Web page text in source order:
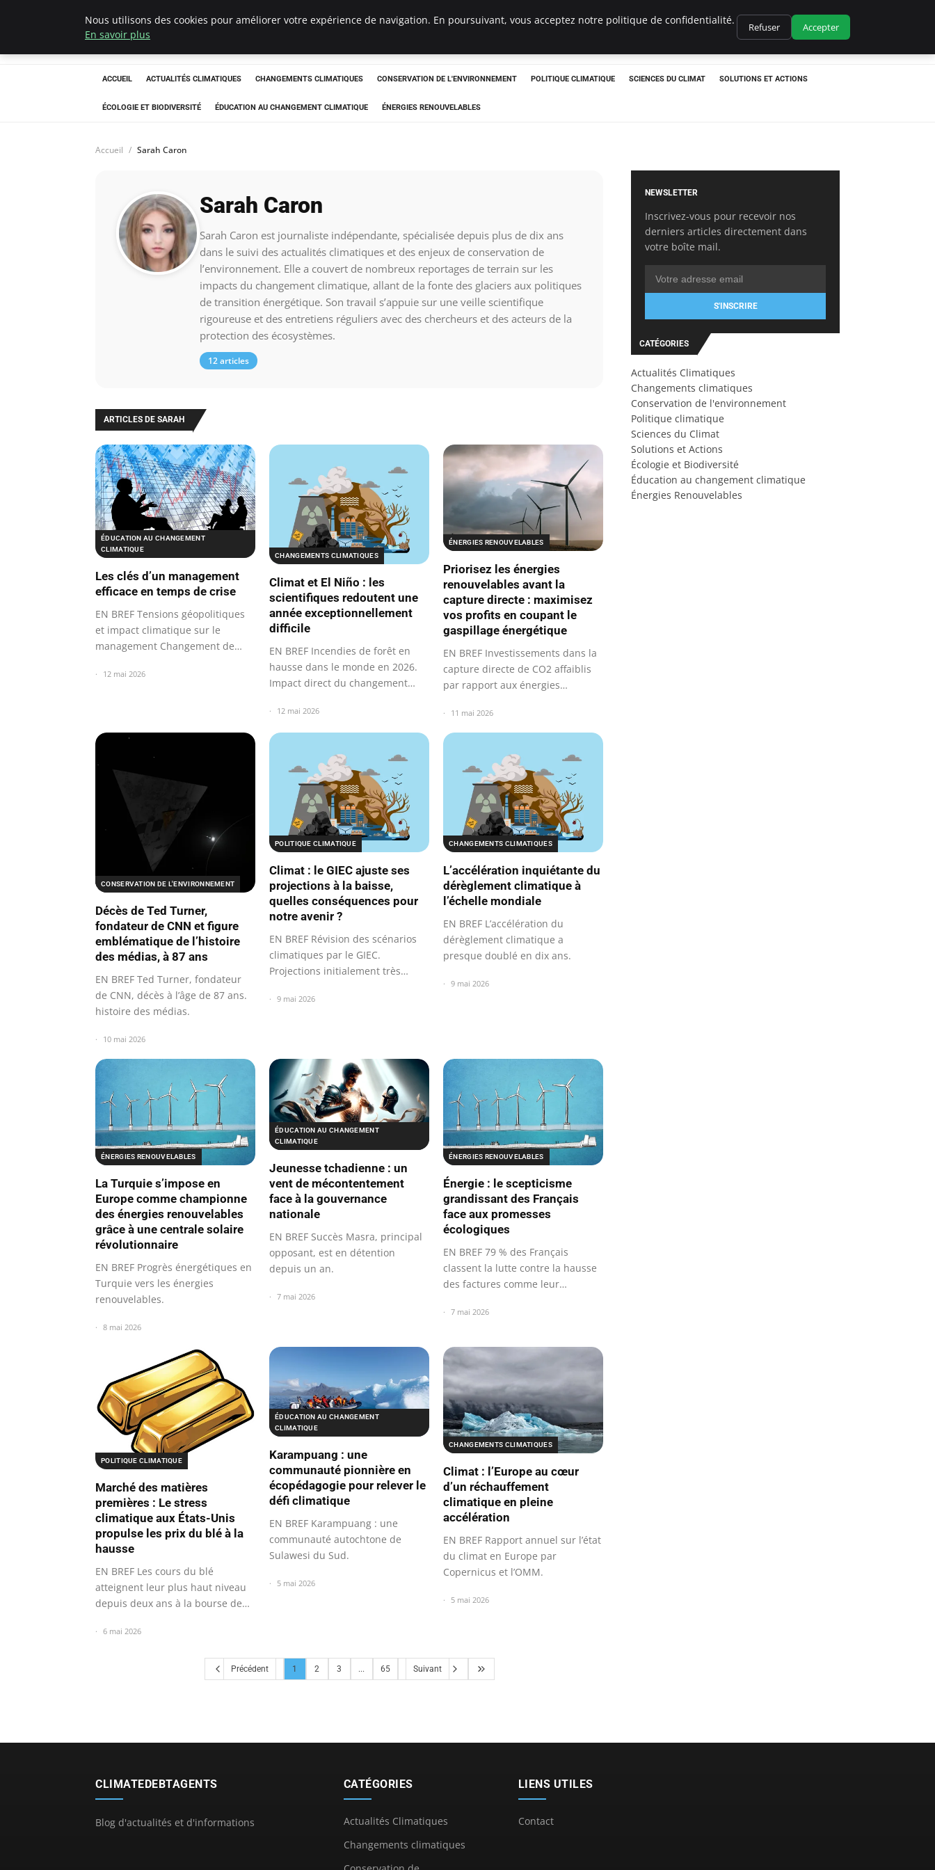
Climatedebtagents
ACCUEIL ACTUALITÉS CLIMATIQUES CHANGEMENTS CLIMATIQUES CONSERVATION DE L'ENVIRONNEMENT POLITIQUE CLIMATIQUE SCIENCES DU CLIMAT SOLUTIONS ET ACTIONS
ÉCOLOGIE ET BIODIVERSITÉ ÉDUCATION AU CHANGEMENT CLIMATIQUE ÉNERGIES RENOUVELABLES
Accueil Sarah Caron
Sarah Caron
Sarah Caron est journaliste indépendante, spécialisée depuis plus de dix ans
dans le suivi des actualités climatiques et des enjeux de conservation de
l’environnement. Elle a couvert de nombreux reportages de terrain sur les
impacts du changement climatique, allant de la fonte des glaciers aux politiques
de transition énergétique. Son travail s’appuie sur une veille scientifique
rigoureuse et des entretiens réguliers avec des chercheurs et des acteurs de la
protection des écosystèmes.
12 articles
ARTICLES DE SARAH
ÉDUCATION AU CHANGEMENT
CLIMATIQUE
Les clés d’un management
efficace en temps de crise
EN BREF Tensions géopolitiques
et impact climatique sur le
management Changement de
12 mai 2026
CHANGEMENTS CLIMATIQUES
Climat et El Niño : les
scientifiques redoutent une
année exceptionnellement
difficile
EN BREF Incendies de forêt en
hausse dans le monde en 2026.
Impact direct du changement
12 mai 2026
ÉNERGIES RENOUVELABLES
Priorisez les énergies
renouvelables avant la
capture directe : maximisez
vos profits en coupant le
gaspillage énergétique
EN BREF Investissements dans la
capture directe de CO2 affaiblis
par rapport aux énergies…
11 mai 2026
CONSERVATION DE L'ENVIRONNEMENT
Décès de Ted Turner,
fondateur de CNN et figure
emblématique de l’histoire
des médias, à 87 ans
EN BREF Ted Turner, fondateur
de CNN, décès à l’âge de 87 ans.
histoire des médias.
10 mai 2026
POLITIQUE CLIMATIQUE
Climat : le GIEC ajuste ses
projections à la baisse,
quelles conséquences pour
notre avenir ?
EN BREF Révision des scénarios
climatiques par le GIEC.
Projections initialement très
9 mai 2026
CHANGEMENTS CLIMATIQUES
L’accélération inquiétante du
dérèglement climatique à
l’échelle mondiale
EN BREF L’accélération du
dérèglement climatique a
presque doublé en dix ans.
9 mai 2026
ÉNERGIES RENOUVELABLES
La Turquie s’impose en
Europe comme championne
des énergies renouvelables
grâce à une centrale solaire
révolutionnaire
EN BREF Progrès énergétiques en
Turquie vers les énergies
renouvelables.
8 mai 2026
ÉDUCATION AU CHANGEMENT
CLIMATIQUE
Jeunesse tchadienne : un
vent de mécontentement
face à la gouvernance
nationale
EN BREF Succès Masra, principal
opposant, est en détention
depuis un an.
7 mai 2026
ÉNERGIES RENOUVELABLES
Énergie : le scepticisme
grandissant des Français
face aux promesses
écologiques
EN BREF 79 % des Français
classent la lutte contre la hausse
des factures comme leur
7 mai 2026
POLITIQUE CLIMATIQUE
Marché des matières
premières : Le stress
climatique aux États-Unis
propulse les prix du blé à la
hausse
EN BREF Les cours du blé
atteignent leur plus haut niveau
depuis deux ans à la bourse de
6 mai 2026
ÉDUCATION AU CHANGEMENT
CLIMATIQUE
Karampuang : une
communauté pionnière en
écopédagogie pour relever le
défi climatique
EN BREF Karampuang : une
communauté autochtone de
Sulawesi du Sud.
5 mai 2026
CHANGEMENTS CLIMATIQUES
Climat : l’Europe au cœur
d’un réchauffement
climatique en pleine
accélération
EN BREF Rapport annuel sur l’état
du climat en Europe par
Copernicus et l’OMM.
5 mai 2026
Précédent 1 2 3 ... 65 Suivant
NEWSLETTER
Inscrivez-vous pour recevoir nos
derniers articles directement dans
votre boîte mail.
S'INSCRIRE
CATÉGORIES
Actualités Climatiques
Changements climatiques
Conservation de l'environnement
Politique climatique
Sciences du Climat
Solutions et Actions
Écologie et Biodiversité
Éducation au changement climatique
Énergies Renouvelables
CLIMATEDEBTAGENTS
Blog d'actualités et d'informations
CATÉGORIES
Actualités Climatiques
Changements climatiques
LIENS UTILES
Contact
Nous utilisons des cookies pour améliorer votre expérience de navigation. En poursuivant, vous acceptez notre politique de confidentialité.
En savoir plus
Refuser Accepter